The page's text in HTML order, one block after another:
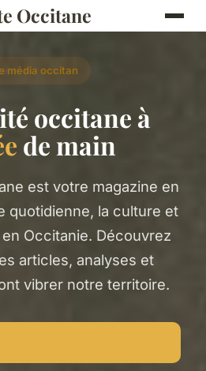
Occitane
média occitan
occitane à
de main
est votre magazine en
quotidienne, la culture et
Occitanie. Découvrez
articles, analyses et
vibrer notre territoire.